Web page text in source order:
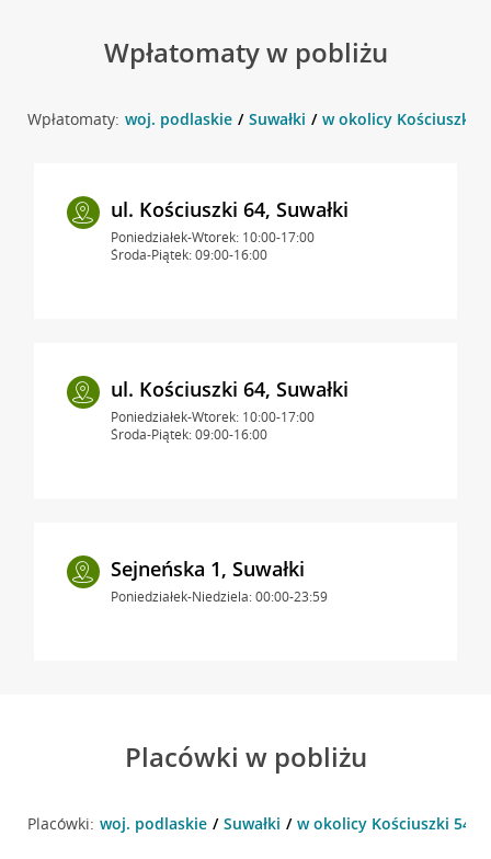
Wpłatomaty w pobliżu
Wpłatomaty: woj. podlaskie Suwałki w okolicy Kościuszki
ul. Kościuszki 64, Suwałki
Poniedziałek-Wtorek: 10:00-17:00
Środa-Piątek: 09:00-16:00
ul. Kościuszki 64, Suwałki
Poniedziałek-Wtorek: 10:00-17:00
Środa-Piątek: 09:00-16:00
Sejneńska 1, Suwałki
Poniedziałek-Niedziela: 00:00-23:59
Placówki w pobliżu
Placówki: woj. podlaskie Suwałki w okolicy Kościuszki 54 ,